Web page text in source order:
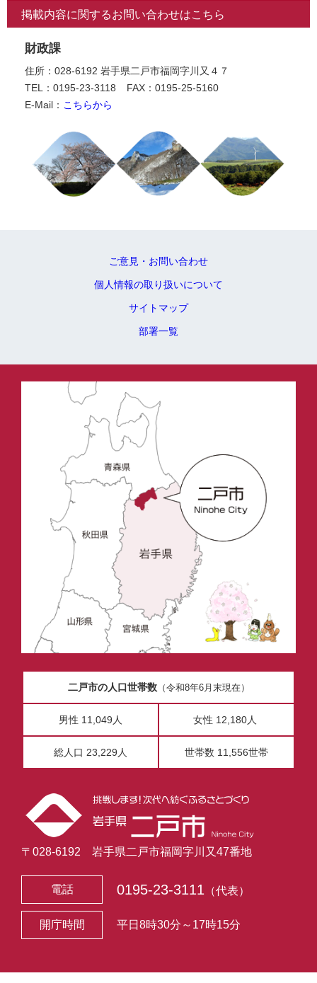
掲載内容に関するお問い合わせはこちら
財政課
住所：028-6192 岩手県二戸市福岡字川又４７
TEL：0195-23-3118
FAX：0195-25-5160
E-Mail： こちらから
ご意見・お問い合わせ
個人情報の取り扱いについて
サイトマップ
部署一覧
二戸市の人口世帯数（令和8年6月末現在）
男性 11,049人 女性 12,180人
総人口 23,229人 世帯数 11,556世帯
〒028-6192 岩手県二戸市福岡字川又47番地
電話 0195-23-3111 （代表）
開庁時間 平日8時30分～17時15分